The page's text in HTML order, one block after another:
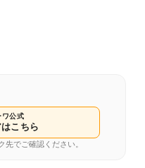
ワ公式
こちら
でご確認ください。